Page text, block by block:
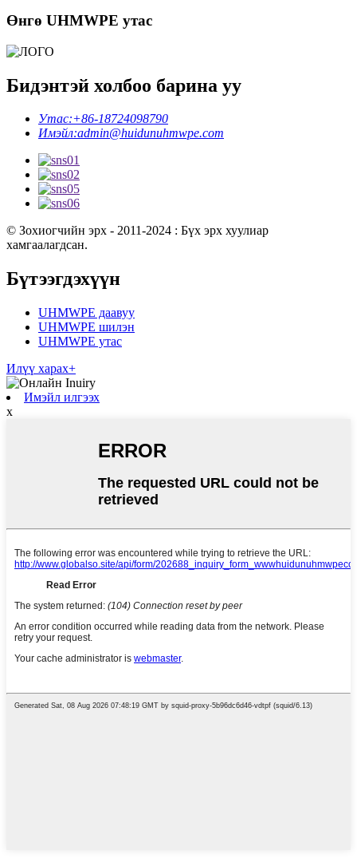
Өнгө UHMWPE утас
Бидэнтэй холбоо барина уу
Утас:+86-18724098790
Имэйл:admin@huidunuhmwpe.com
© Зохиогчийн эрх - 2011-2024 : Бүх эрх хуулиар
хамгаалагдсан.
Бүтээгдэхүүн
UHMWPE даавуу
UHMWPE шилэн
UHMWPE утас
Илүү харах+
Имэйл илгээх
x